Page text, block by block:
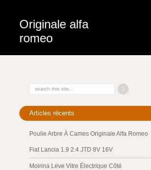
Originale alfa
romeo
Articles récents
Poulie Arbre À Cames Originale Alfa Romeo
Fiat Lancia 1.9 2.4 JTD 8V 16V
Moirina Leve Vitre Électrique Côté